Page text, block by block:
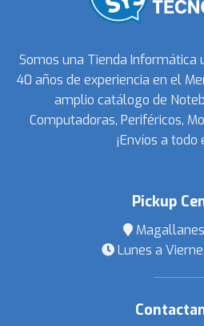
Somos una Tienda Informática
40 años de experiencia en el
amplio catálogo de
Computadoras, Periféricos,
¡Envíos a todo
Pickup
Lunes a